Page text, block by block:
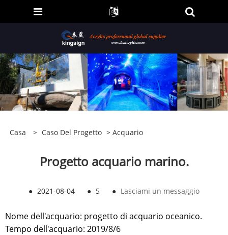
Casa > Caso Del Progetto > Acquario
Progetto acquario marino.
● 2021-08-04 ● 5 ● Lasciami un messaggio
Nome dell'acquario: progetto di acquario oceanico.
Tempo dell'acquario: 2019/8/6